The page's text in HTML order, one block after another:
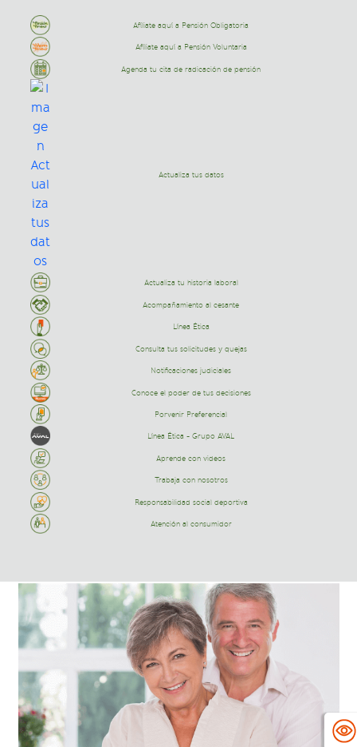
Afíliate aquí a Pensión Obligatoria
Afíliate aquí a Pensión Voluntaria
Agenda tu cita de radicación de pensión
Actualiza tus datos
Actualiza tu historia laboral
Acompañamiento al cesante
Línea Ética
Consulta tus solicitudes y quejas
Notificaciones judiciales
Conoce el poder de tus decisiones
Porvenir Preferencial
Línea Ética - Grupo AVAL
Aprende con videos
Trabaja con nosotros
Responsabilidad social deportiva
Atención al consumidor